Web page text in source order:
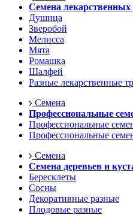
Семена лекарственных
Душица
Зверобой
Мелисса
Мята
Ромашка
Шалфей
Разные лекарственные
Семена
Профессиональные
Профессиональные
Профессиональные
Семена
Семена деревьев и
Бересклеты
Сосны
Декоративные разные
Плодовые разные